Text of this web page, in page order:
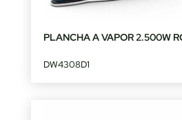
PLANCHA A VAPOR 2.500W
DW4308D1